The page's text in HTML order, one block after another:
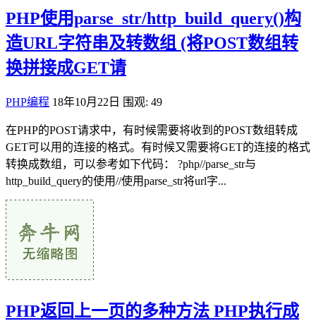
PHP使用parse_str/http_build_query()构
造URL字符串及转数组 (将POST数组转
换拼接成GET请
PHP编程 18年10月22日 围观: 49
在PHP的POST请求中，有时候需要将收到的POST数组转成
GET可以用的连接的格式。有时候又需要将GET的连接的格式
转换成数组，可以参考如下代码： ?php//parse_str与
http_build_query的使用//使用parse_str将url字...
PHP返回上一页的多种方法 PHP执行成